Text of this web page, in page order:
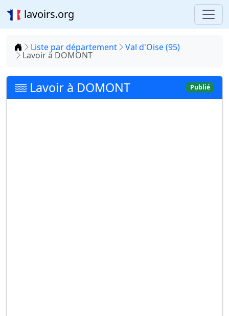
lavoirs.org
Accueil
Liste par département Val d'Oise (95)
Lavoir à DOMONT
Lavoir à DOMONT Publié